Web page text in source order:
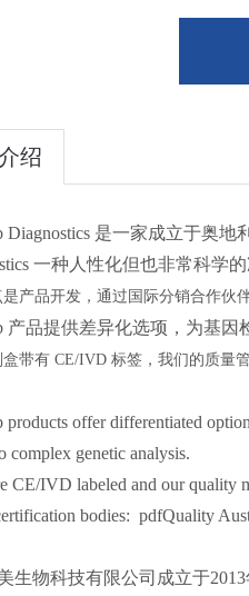
绍
Diagnostics 是一家成立于奥
一种人性化但也非常科学
产品开发，通过国际分销合作伙
产品提供差异化选项，为基
带有 CE/IVD 标签，我们的质量
products offer differentiated
complex genetic analysis.
CE/IVD labeled and our quality
bodies: pdfQuality
生物科技有限公司成立于